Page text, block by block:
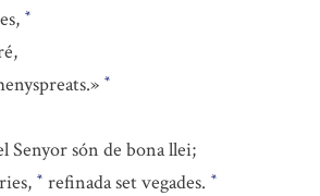
*
*
Senyor són de bona llei;
* refinada set vegades. *